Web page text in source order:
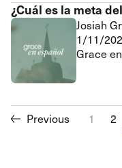
¿Cuál es la meta
Josiah
1/11/
Grace
Previous 1 2